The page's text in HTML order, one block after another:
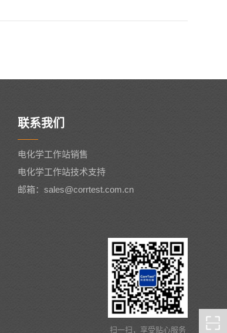
联系我们
电化学工作站销售
电化学工作站技术支持
邮箱：sales@corrtest.com.cn
扫一扫，享受贴心服务